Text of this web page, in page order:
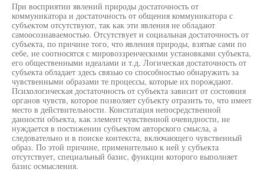
При восприятии явлений природы достаточность от
коммуникатора и достаточность от общения коммуникатора с
субъектом отсутствуют, так как эти явления не обладают
самоосознаваемостью. Отсутствует и социальная достаточность от
субъекта, по причине того, что явления природы, взятые сами по
себе, не соотносятся с мировоззренческими установками субъекта,
его общественными идеалами и т.д. Логическая достаточность от
субъекта обладает здесь связью со способностью обнаружить за
чувственными образами те процессы, которые их порождают.
Психологическая достаточность от субъекта зависит от состояния
органов чувств, которое позволяет субъекту отразить то, что имеет
место в действительности. Констатация непосредственной
данности объекта, как элемент чувственной очевидности, не
нуждается в постижении субъектом авторского смысла, а
следовательно и в поиске контекста, включающего чувственный
образ. По этой причине, применительно к ней у субъекта
отсутствует, специальный базис, функции которого выполняет
базис осмысления.